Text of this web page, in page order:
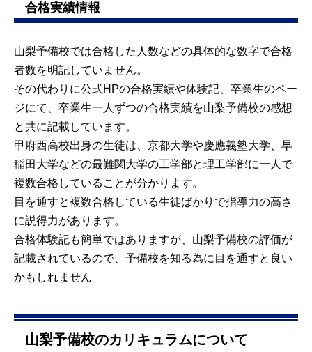
合格実績情報
山梨予備校では合格した人数などの具体的な数字で合格
者数を明記していません。
その代わりに公式HPの合格実績や体験記、卒業生のペー
ジにて、卒業生一人ずつの合格実績を山梨予備校の感想
と共に記載しています。
甲府西高校出身の生徒は、京都大学や慶應義塾大学、早
稲田大学などの最難関大学の工学部と理工学部に一人で
複数合格していることが分かります。
目を通すと複数合格している生徒ばかりで指導力の高さ
に説得力があります。
合格体験記も簡単ではありますが、山梨予備校の評価が
記載されているので、予備校を知る為に目を通すと良い
かもしれません
山梨予備校のカリキュラムについて